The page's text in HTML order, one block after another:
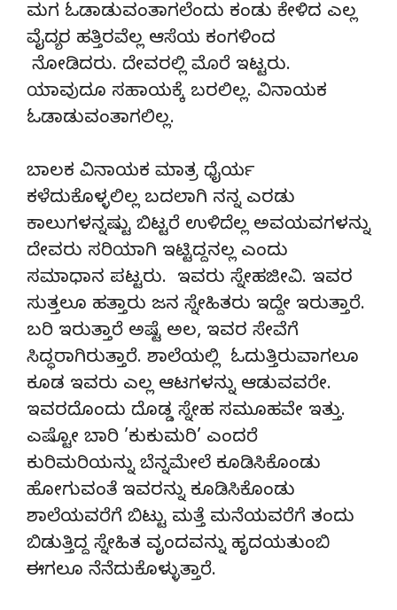
ಮಗ ಓಡಾಡುವಂತಾಗಲೆಂದು ಕಂಡು ಕೇಳಿದ ಎಲ್ಲ
ವೈದ್ಯರ ಹತ್ತಿರವೆಲ್ಲ ಆಸೆಯ ಕಂಗಳಿಂದ
ನೋಡಿದರು. ದೇವರಲ್ಲಿ ಮೊರೆ ಇಟ್ಟರು.
ಯಾವುದೂ ಸಹಾಯಕ್ಕೆ ಬರಲಿಲ್ಲ. ವಿನಾಯಕ
ಓಡಾಡುವಂತಾಗಲಿಲ್ಲ.
ಬಾಲಕ ವಿನಾಯಕ ಮಾತ್ರ ಧೈರ್ಯ
ಕಳೆದುಕೊಳ್ಳಲಿಲ್ಲ ಬದಲಾಗಿ ನನ್ನ ಎರಡು
ಕಾಲುಗಳನ್ನಷ್ಟು ಬಿಟ್ಟರೆ ಉಳಿದೆಲ್ಲ ಅವಯವಗಳನ್ನು
ದೇವರು ಸರಿಯಾಗಿ ಇಟ್ಟಿದ್ದನಲ್ಲ ಎಂದು
ಸಮಾಧಾನ ಪಟ್ಟರು. ಇವರು ಸ್ನೇಹಜೀವಿ. ಇವರ
ಸುತ್ತಲೂ ಹತ್ತಾರು ಜನ ಸ್ನೇಹಿತರು ಇದ್ದೇ ಇರುತ್ತಾರೆ.
ಬರಿ ಇರುತ್ತಾರೆ ಅಷ್ಟೆ ಅಲ, ಇವರ ಸೇವೆಗೆ
ಸಿದ್ಧರಾಗಿರುತ್ತಾರೆ. ಶಾಲೆಯಲ್ಲಿ ಓದುತ್ತಿರುವಾಗಲೂ
ಕೂಡ ಇವರು ಎಲ್ಲ ಆಟಗಳನ್ನು ಆಡುವವರೇ.
ಇವರದೊಂದು ದೊಡ್ಡ ಸ್ನೇಹ ಸಮೂಹವೇ ಇತ್ತು.
ಎಷ್ಟೋ ಬಾರಿ ’ಕುಕುಮರಿ’ ಎಂದರೆ
ಕುರಿಮರಿಯನ್ನು ಬೆನ್ನಮೇಲೆ ಕೂಡಿಸಿಕೊಂಡು
ಹೋಗುವಂತೆ ಇವರನ್ನು ಕೂಡಿಸಿಕೊಂಡು
ಶಾಲೆಯವರೆಗೆ ಬಿಟ್ಟು ಮತ್ತೆ ಮನೆಯವರೆಗೆ ತಂದು
ಬಿಡುತ್ತಿದ್ದ ಸ್ನೇಹಿತ ವೃಂದವನ್ನು ಹೃದಯತುಂಬಿ
ಈಗಲೂ ನೆನೆದುಕೊಳ್ಳುತ್ತಾರೆ.